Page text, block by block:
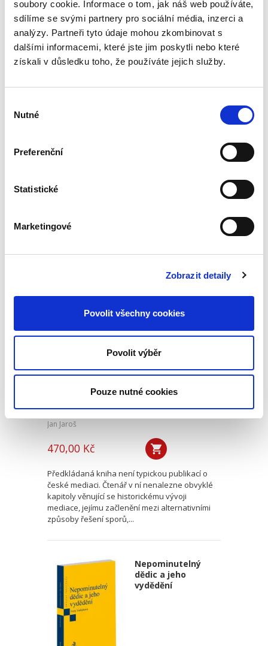
soubory cookie. Informace o tom, jak náš web používáte,
sdílíme se svými partnery pro sociální média, inzerci a
analýzy. Partneři tyto údaje mohou zkombinovat s
dalšími informacemi, které jste jim poskytli nebo které
získali v důsledku toho, že používáte jejich služby.
souhlasu
Nutné
Preferenční
Statistické
Marketingové
Zobrazit detaily
Povolit všechny cookies
Povolit výběr
Pouze nutné cookies
o jeho podobu v nalézacím sporném řízení.
Naproti tomu jeho...
Náhrada škody
zvířetem
Publikace pojednává o předpokladech vzniku
Mediace. Ohlédnutí
Jan Jaroš
470,00 Kč
Předkládaná kniha není typickou publikací o
české mediaci. Čtenář v ní nenalezne obvyklé
kapitoly věnující se historickému vývoji
mediace, jejímu začlenění mezi alternativními
způsoby řešení sporů,...
Nepominutelný
dědic a jeho
vydědění